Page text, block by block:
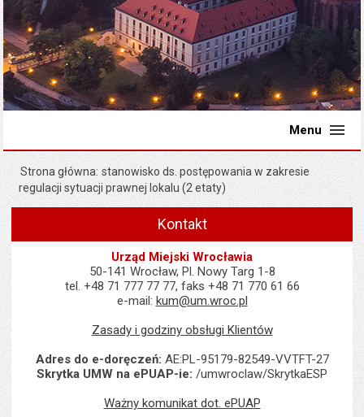
Menu
Strona główna stanowisko ds. postępowania w zakresie
regulacji sytuacji prawnej lokalu (2 etaty)
Kontakt
Urząd Miejski Wrocławia
50-141 Wrocław, Pl. Nowy Targ 1-8
tel. +48 71 777 77 77, faks +48 71 770 61 66
e-mail: kum@um.wroc.pl
Zasady i godziny obsługi Klientów
Adres do e-doręczeń: AE:PL-95179-82549-VVTFT-27
Skrytka UMW na ePUAP-ie: /umwroclaw/SkrytkaESP
Ważny komunikat dot. ePUAP